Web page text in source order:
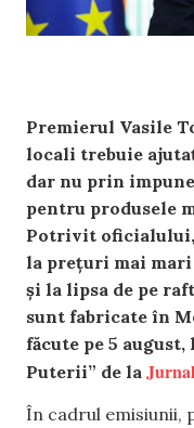
Premierul Vasile
locali trebuie
dar nu prin
pentru produsele
Potrivit oficialului,
la prețuri mai
și la lipsa de pe
sunt fabricate în
făcute pe 5
Puterii” de la
În cadrul emisiunii,